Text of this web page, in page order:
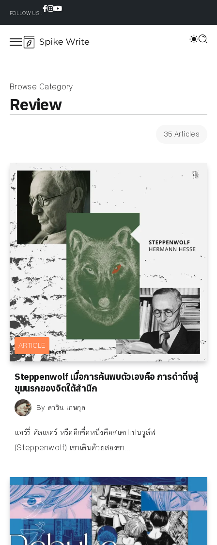
FOLLOW US :
Browse Category
Review
35 Articles
ARTICLE
Steppenwolf เมื่อการค้นพบตัวเองคือ การดำดิ่งสู่
ขุมนรกของจิตใต้สำนึก
By ดาริน เกษกุล
แฮร์รี่ ฮัลเลอร์ หรืออีกชื่อหนึ่งคือสเตปเปนวูล์ฟ
(Steppenwolf) เขาเดินด้วยสองขา...